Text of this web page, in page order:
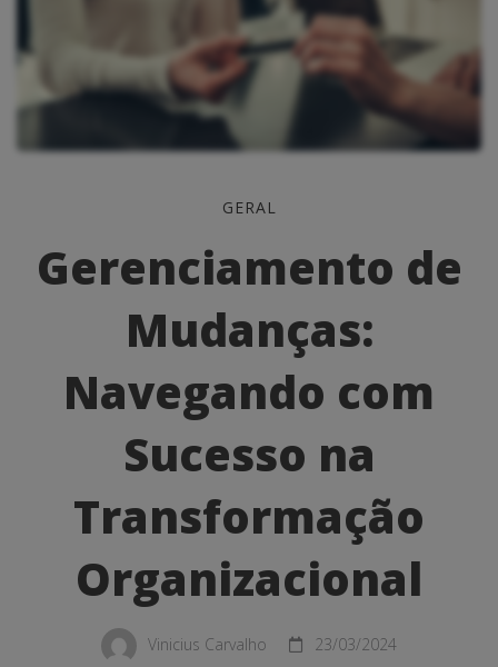
Gerenciamento
de
Mudanças:
Navegando
com
Sucesso
Transformação
Organizacional
GERAL
Gerenciamento de
Mudanças:
Navegando com
Sucesso na
Transformação
Organizacional
Vinicius Carvalho 23/03/2024